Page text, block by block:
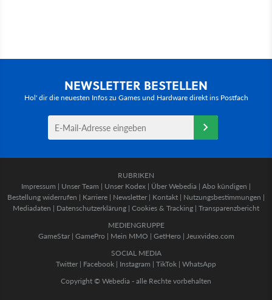
NEWSLETTER BESTELLEN
Hol' dir die neuesten Infos zu Games und Hardware direkt ins Postfach
RUBRIKEN
Impressum | Unser Team | Unser Kodex | Über Webedia | Abo kündigen |
Bestellung widerrufen | Karriere | Newsletter | Kontakt | Nutzungsbestimmungen |
Mediadaten | Datenschutzerklärung | Cookies & Tracking | Transparenzbericht
MEDIENGRUPPE
GameStar| GamePro | Mein MMO | GetHero | Jeuxvideo.com
SOCIAL MEDIA
Twitter | Facebook | Instagram | TikTok | WhatsApp
Copyright © Webedia - alle Rechte vorbehalten